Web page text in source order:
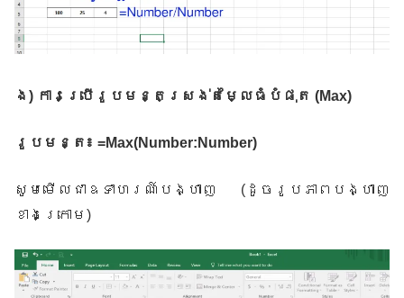
ង ) ការប្រើរូបមន្តស្រង់តម្លៃធំបំផុត (Max)
រូបមន្ត៖ =Max(Number:Number)
សូមមើលជាឧទាហរណ៍បង្ហាញ ( ដូចរូបភាពបង្ហាញ
ខាងក្រោម )